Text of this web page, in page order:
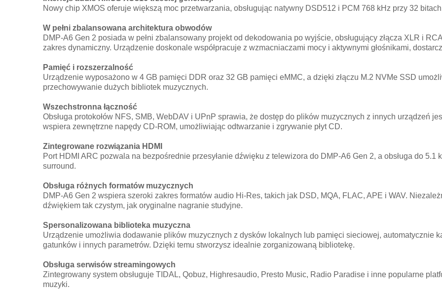
Nowy chip XMOS oferuje większą moc przetwarzania, obsługując natywny DSD512 i PCM 768 kHz przy 32
W pełni zbalansowana architektura obwodów
DMP-A6 Gen 2 posiada w pełni zbalansowany projekt od dekodowania po wyjście, obsługujący złącza XLR i
zakres dynamiczny. Urządzenie doskonale współpracuje z wzmacniaczami mocy i aktywnymi głośnikami,
Pamięć i rozszerzalność
Urządzenie wyposażono w 4 GB pamięci DDR oraz 32 GB pamięci eMMC, a dzięki złączu M.2 NVMe SSD
przechowywanie dużych bibliotek muzycznych.
Wszechstronna łączność
Obsługa protokołów NFS, SMB, WebDAV i UPnP sprawia, że dostęp do plików muzycznych z innych urządzeń
wspiera zewnętrzne napędy CD-ROM, umożliwiając odtwarzanie i zgrywanie płyt CD.
Zintegrowane rozwiązania HDMI
Port HDMI ARC pozwala na bezpośrednie przesyłanie dźwięku z telewizora do DMP-A6 Gen 2, a obsługa do
surround.
Obsługa różnych formatów muzycznych
DMP-A6 Gen 2 wspiera szeroki zakres formatów audio Hi-Res, takich jak DSD, MQA, FLAC, APE i WAV.
dźwiękiem tak czystym, jak oryginalne nagranie studyjne.
Spersonalizowana biblioteka muzyczna
Urządzenie umożliwia dodawanie plików muzycznych z dysków lokalnych lub pamięci sieciowej, automatycznie
gatunków i innych parametrów. Dzięki temu stworzysz idealnie zorganizowaną bibliotekę.
Obsługa serwisów streamingowych
Zintegrowany system obsługuje TIDAL, Qobuz, Highresaudio, Presto Music, Radio Paradise i inne popularne
muzyki.